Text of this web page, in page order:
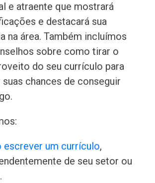
e atraente que mostrará
e destacará sua
na área. Também incluímos
sobre como tirar o
do seu currículo para
chances de conseguir
escrever um currículo,
de seu setor ou